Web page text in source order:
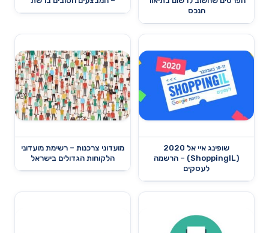
הנכס
שופינג איי אל 2020
(ShoppingIL) – הרשמה
לעסקים
מועדוני צרכנות – רשימת מועדוני
הלקוחות הגדולים בישראל